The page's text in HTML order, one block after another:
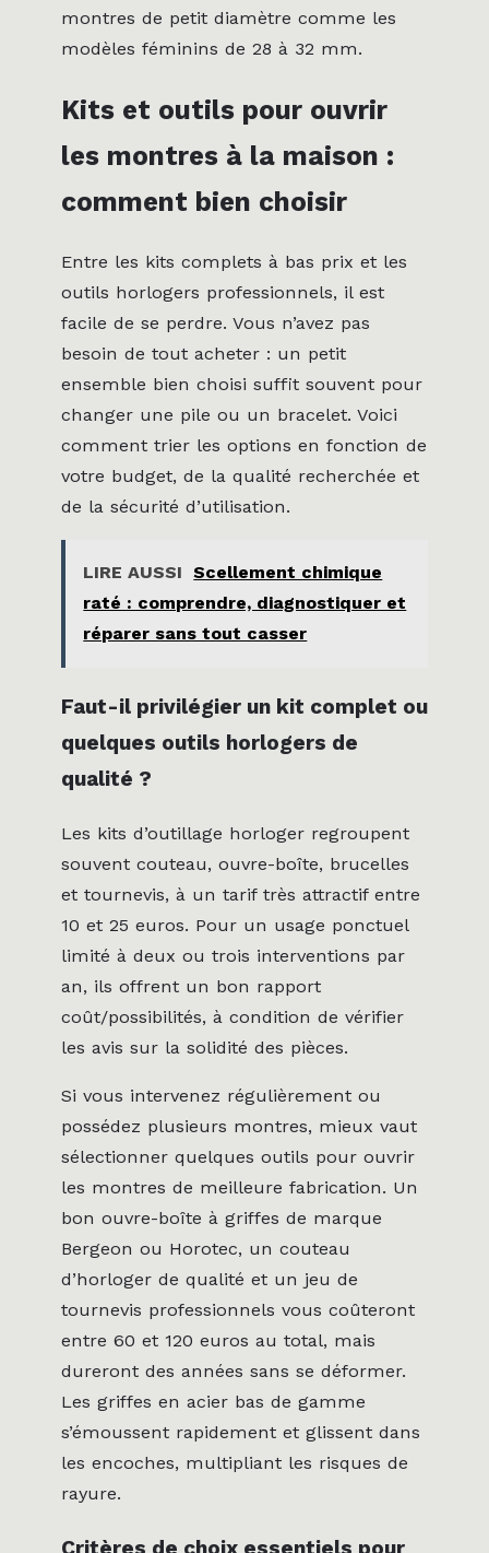
montres de petit diamètre comme les
modèles féminins de 28 à 32 mm.
Kits et outils pour ouvrir
les montres à la maison :
comment bien choisir
Entre les kits complets à bas prix et les
outils horlogers professionnels, il est
facile de se perdre. Vous n’avez pas
besoin de tout acheter : un petit
ensemble bien choisi suffit souvent pour
changer une pile ou un bracelet. Voici
comment trier les options en fonction de
votre budget, de la qualité recherchée et
de la sécurité d’utilisation.
LIRE AUSSI Scellement chimique
raté : comprendre, diagnostiquer et
réparer sans tout casser
Faut-il privilégier un kit complet ou
quelques outils horlogers de
qualité ?
Les kits d’outillage horloger regroupent
souvent couteau, ouvre-boîte, brucelles
et tournevis, à un tarif très attractif entre
10 et 25 euros. Pour un usage ponctuel
limité à deux ou trois interventions par
an, ils offrent un bon rapport
coût/possibilités, à condition de vérifier
les avis sur la solidité des pièces.
Si vous intervenez régulièrement ou
possédez plusieurs montres, mieux vaut
sélectionner quelques outils pour ouvrir
les montres de meilleure fabrication. Un
bon ouvre-boîte à griffes de marque
Bergeon ou Horotec, un couteau
d’horloger de qualité et un jeu de
tournevis professionnels vous coûteront
entre 60 et 120 euros au total, mais
dureront des années sans se déformer.
Les griffes en acier bas de gamme
s’émoussent rapidement et glissent dans
les encoches, multipliant les risques de
rayure.